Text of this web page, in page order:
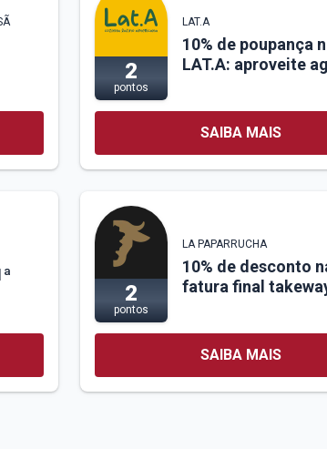
2
pontos
LAT.A
10% de poupança
LAT.A: aproveite
SAIBA MAIS
2
pontos
LA PAPARRUCHA
10% de desconto
fatura final
SAIBA MAIS